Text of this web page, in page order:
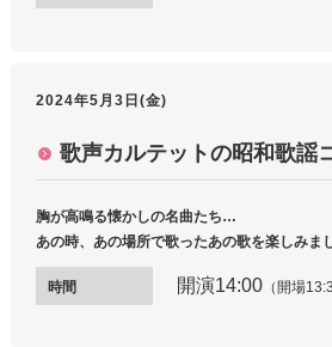
2024年5月3日(金)
歌声カルテットの昭和歌謡
胸が高鳴る懐かしの名曲たち…
あの時、あの場所で歌ったあの歌を楽しみま
時間 開演14:00 （開場